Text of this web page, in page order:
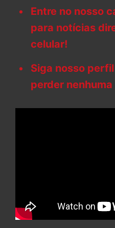
Entre no nosso
para notícias
celular!
Siga nosso
perder